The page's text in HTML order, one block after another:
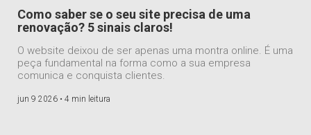
Como saber se o seu site precisa de uma
renovação? 5 sinais claros!
O website deixou de ser apenas uma montra online. É uma
peça fundamental na forma como a sua empresa
comunica e conquista clientes.
jun 9 2026 • 4 min leitura